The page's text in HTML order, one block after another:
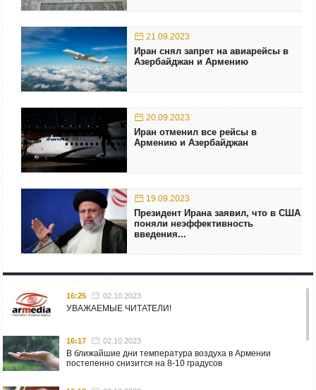
21.09.2023
Иран снял запрет на авиарейсы в
Азербайджан и Армению
20.09.2023
Иран отменил все рейсы в
Армению и Азербайджан
19.09.2023
Президент Ирана заявил, что в США
поняли неэффективность
введения...
16:25 02.10.2023
УВАЖАЕМЫЕ ЧИТАТЕЛИ!
16:17 02.10.2023
В ближайшие дни температура воздуха в Армении
постепенно снизится на 8-10 градусов